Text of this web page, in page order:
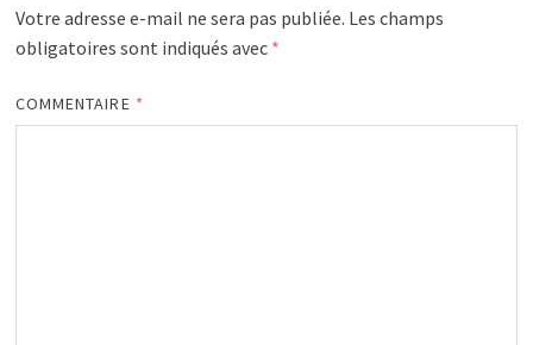
Votre adresse e-mail ne sera pas publiée. Les champs
obligatoires sont indiqués avec *
COMMENTAIRE *